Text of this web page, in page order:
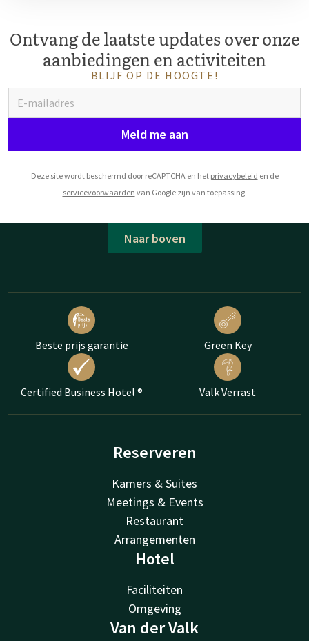
Ontvang de laatste updates over onze
aanbiedingen en activiteiten
BLIJF OP DE HOOGTE!
Meld me aan
Deze site wordt beschermd door reCAPTCHA en het privacybeleid en de
servicevoorwaarden van Google zijn van toepassing.
Naar boven
Beste prijs garantie Green Key
Certified Business Hotel ® Valk Verrast
Reserveren
Kamers & Suites
Meetings & Events
Restaurant
Arrangementen
Hotel
Faciliteiten
Omgeving
Van der Valk